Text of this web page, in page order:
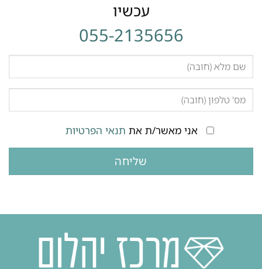
055-2135656
אני מאשר/ת אתתנאי הפרטיות